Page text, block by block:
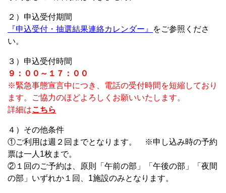
２）申込受付期間
『申込受付・抽選結果連絡カレンダー』
をご参照くださ
い。
３）申込受付時間
９：００～１７：００
※緊急事態宣言中につき、電話の受付時間を短縮しており
ます。ご協力のほどよろしくお願いいたします。
詳細はこちら
４）その他条件
①ご利用は週２回までとなります。 ※申し込み時の予約
票は一人1枚まで。
②１回のご予約は、原則「午前の部」「午後の部」「夜間
の部」いずれか１回、1施設のみとなります。